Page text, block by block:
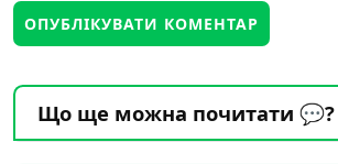
Що ще можна почитати 💬?